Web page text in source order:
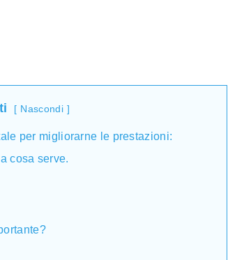
Nascondi
per migliorarne le prestazioni:
cosa serve.